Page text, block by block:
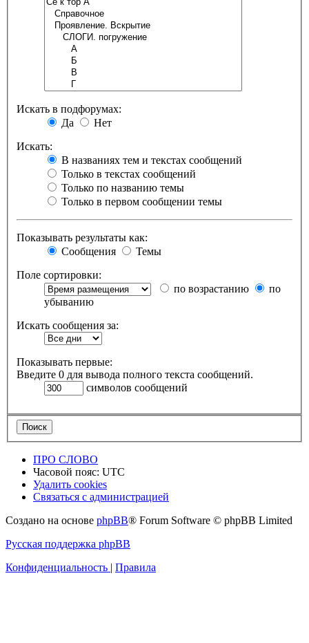
Искать в подфорумах:
Да
Нет
Искать:
В названиях тем и текстах сообщений
Только в текстах сообщений
Только по названию темы
Только в первом сообщении темы
Показывать результаты как:
Сообщения
Темы
Поле сортировки:
по возрастанию
по
убыванию
Искать сообщения за:
Показывать первые:
Введите 0 для вывода полного текста сообщений.
символов сообщений
ПРО СЛОВО
Часовой пояс: UTC
Удалить cookies
Связаться с администрацией
Создано на основе phpBB® Forum Software © phpBB Limited
Русская поддержка phpBB
Конфиденциальность | Правила